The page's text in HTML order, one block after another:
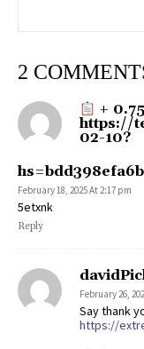
2
+
https://
02-10?
February 18, 2025 At 2:17 pm
5etxnk
Reply
February 26,
Say thank
https://